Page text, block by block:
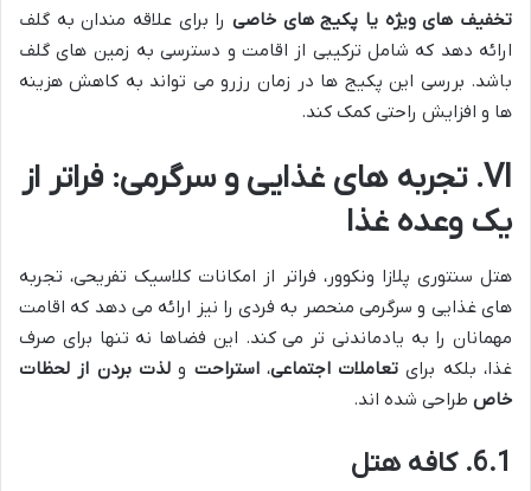
تخفیف های ویژه یا پکیج های خاصی را برای علاقه مندان به گلف
ارائه دهد که شامل ترکیبی از اقامت و دسترسی به زمین های گلف
باشد. بررسی این پکیج ها در زمان رزرو می تواند به کاهش هزینه
ها و افزایش راحتی کمک کند.
VI. تجربه های غذایی و سرگرمی: فراتر از
یک وعده غذا
هتل سنتوری پلازا ونکوور، فراتر از امکانات کلاسیک تفریحی، تجربه
های غذایی و سرگرمی منحصر به فردی را نیز ارائه می دهد که اقامت
مهمانان را به یادماندنی تر می کند. این فضاها نه تنها برای صرف
غذا، بلکه برای تعاملات اجتماعی،استراحت ولذت بردن از لحظات
خاص طراحی شده اند.
6.1. کافه هتل